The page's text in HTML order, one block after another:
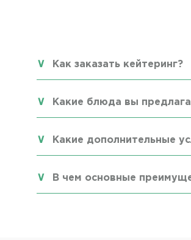
Как заказать кейтеринг?
Какие блюда вы
Какие дополнительные
В чем основные